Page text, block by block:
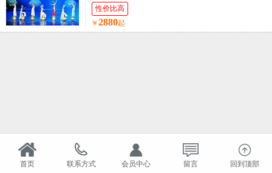
性价比高
￥ 2880起
首页 联系方式 会员中心 留言 回到顶部